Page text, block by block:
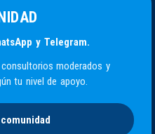
y Telegram.
moderados y
tu nivel de apoyo.